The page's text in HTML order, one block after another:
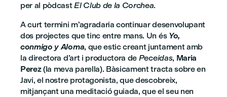
per al pòdcastEl Club de la Corchea.
A curt termini m’agradaria continuar desenvolupant
dos projectes que tinc entre mans. Un és Yo,
conmigo y Aloma, que estic creant juntament amb
la directora d’art i productora de Peceidas, Maria
Perez(la meva parella). Bàsicament tracta sobre en
Javi, el nostre protagonista, que descobreix,
mitjançant una meditació guiada, que el seu nen